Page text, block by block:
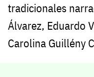
tradicionales
Álvarez, Eduardo
Carolina Guillény